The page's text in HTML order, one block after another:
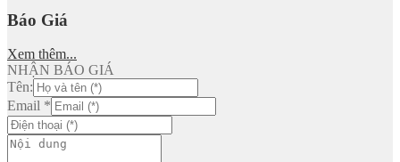
Báo Giá
Xem thêm...
NHẬN BÁO GIÁ
Tên:
Email *